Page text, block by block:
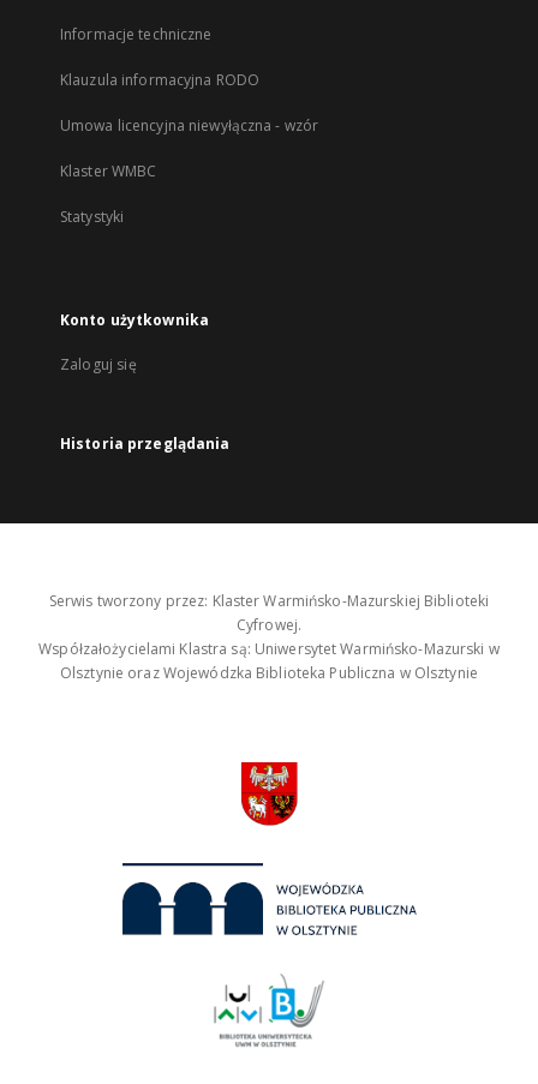
Informacje techniczne
Klauzula informacyjna RODO
Umowa licencyjna niewyłączna - wzór
Klaster WMBC
Statystyki
Konto użytkownika
Zaloguj się
Historia przeglądania
Serwis tworzony przez: Klaster Warmińsko-Mazurskiej Biblioteki
Cyfrowej.
Współzałożycielami Klastra są: Uniwersytet Warmińsko-Mazurski w
Olsztynie oraz Wojewódzka Biblioteka Publiczna w Olsztynie